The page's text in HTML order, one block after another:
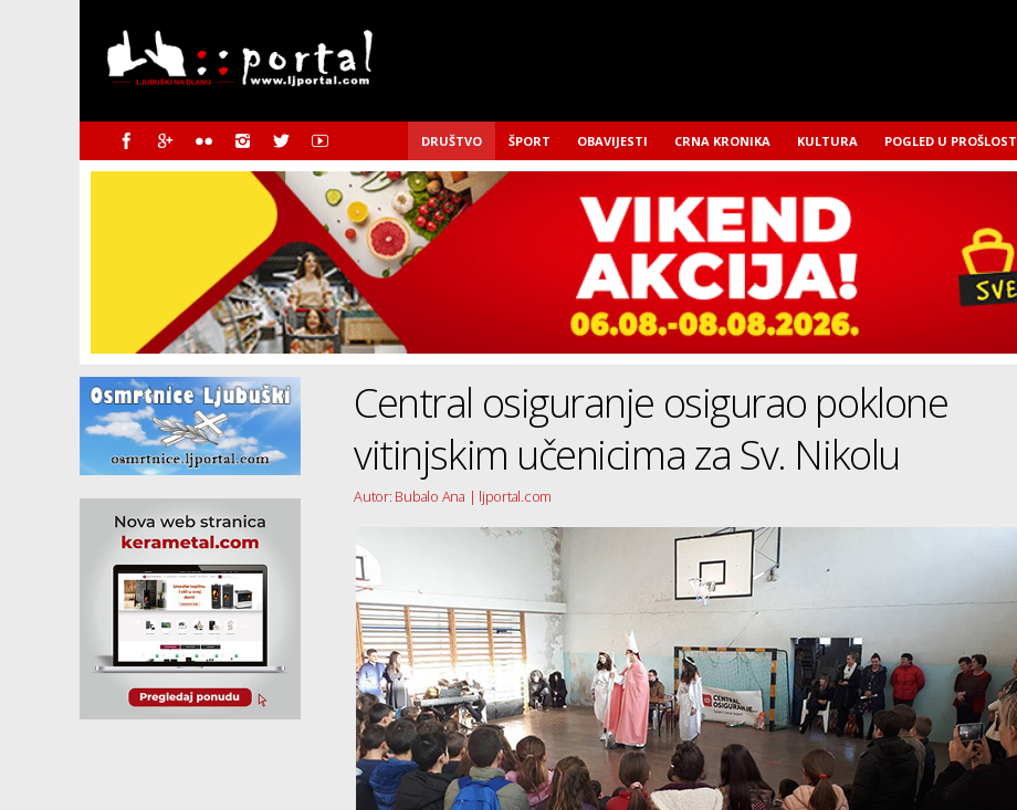
DRUŠTVO ŠPORT OBAVIJESTI CRNA KRONIKA KULTURA POGLED U PROŠLOST
Central osiguranje osigurao poklone
vitinjskim učenicima za Sv. Nikolu
Autor: Bubalo Ana | ljportal.com